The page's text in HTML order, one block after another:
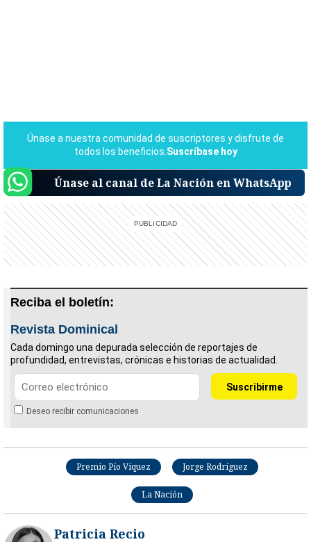
Únase al canal de La Nación en WhatsApp
Reciba el boletín:
Revista Dominical
Cada domingo una depurada selección de reportajes de
profundidad, entrevistas, crónicas e historias de actualidad.
Deseo recibir comunicaciones
Premio Pío Víquez Jorge Rodríguez
La Nación
Patricia Recio